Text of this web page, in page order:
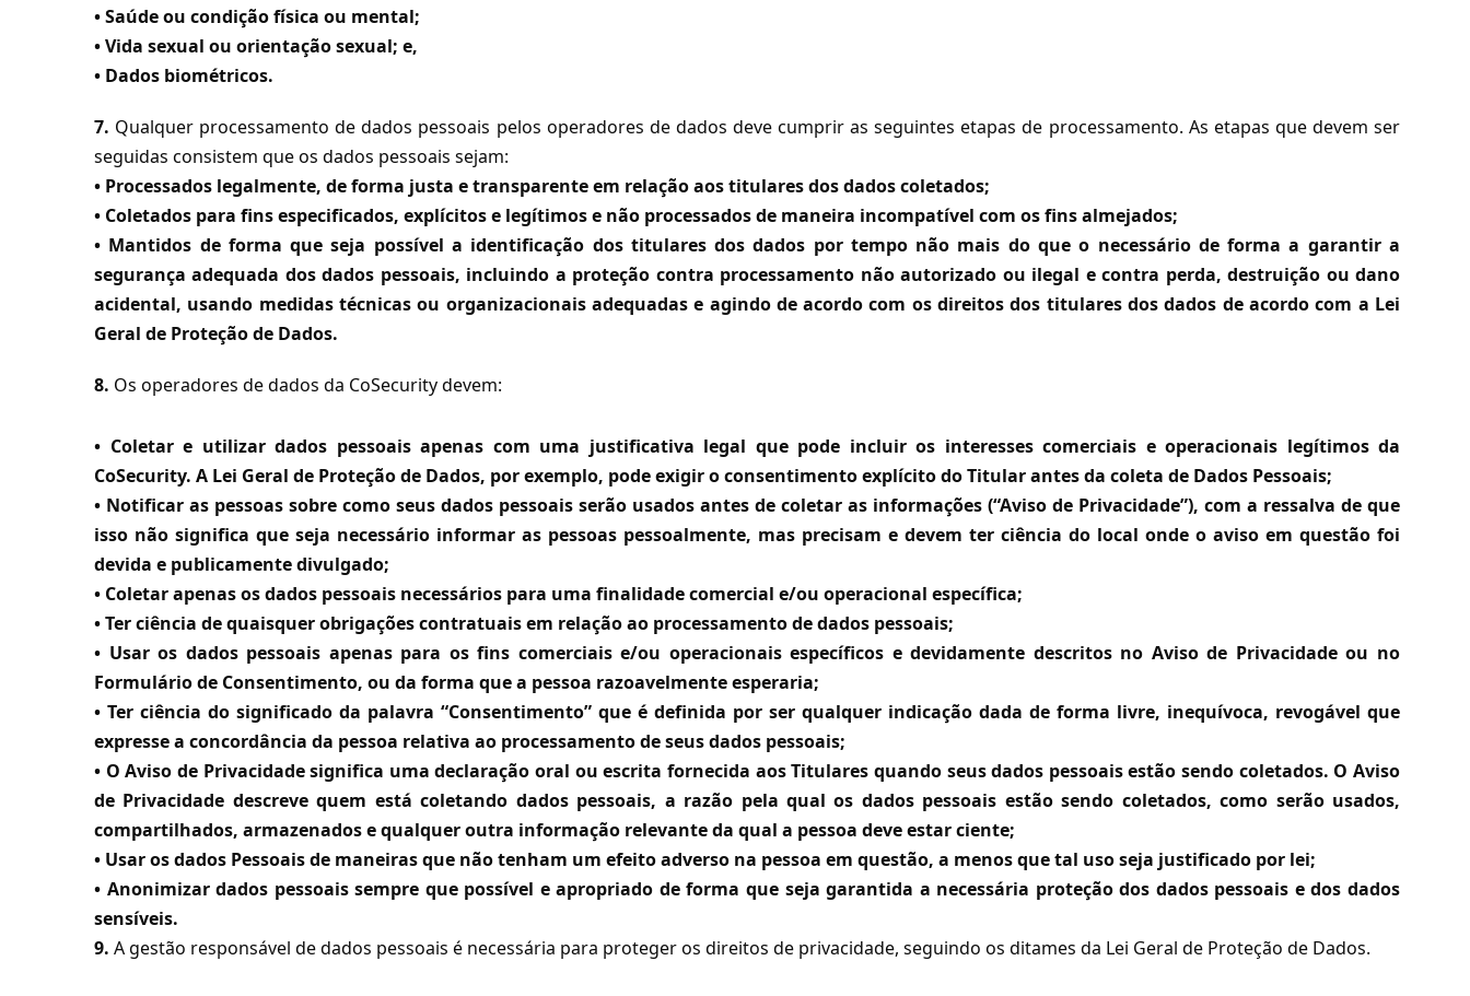
• Saúde ou condição física ou mental;
• Vida sexual ou orientação sexual; e,
• Dados biométricos.
7. Qualquer processamento de dados pessoais pelos operadores de dados deve cumprir as seguintes etapas de processamento. As etapas que devem ser
seguidas consistem que os dados pessoais sejam:
• Processados legalmente, de forma justa e transparente em relação aos titulares dos dados coletados;
• Coletados para fins especificados, explícitos e legítimos e não processados de maneira incompatível com os fins almejados;
• Mantidos de forma que seja possível a identificação dos titulares dos dados por tempo não mais do que o necessário de forma a garantir a
segurança adequada dos dados pessoais, incluindo a proteção contra processamento não autorizado ou ilegal e contra perda, destruição ou dano
acidental, usando medidas técnicas ou organizacionais adequadas e agindo de acordo com os direitos dos titulares dos dados de acordo com a Lei
Geral de Proteção de Dados.
8. Os operadores de dados da CoSecurity devem:
• Coletar e utilizar dados pessoais apenas com uma justificativa legal que pode incluir os interesses comerciais e operacionais legítimos da
CoSecurity. A Lei Geral de Proteção de Dados, por exemplo, pode exigir o consentimento explícito do Titular antes da coleta de Dados Pessoais;
• Notificar as pessoas sobre como seus dados pessoais serão usados antes de coletar as informações (“Aviso de Privacidade”), com a ressalva de que
isso não significa que seja necessário informar as pessoas pessoalmente, mas precisam e devem ter ciência do local onde o aviso em questão foi
devida e publicamente divulgado;
• Coletar apenas os dados pessoais necessários para uma finalidade comercial e/ou operacional específica;
• Ter ciência de quaisquer obrigações contratuais em relação ao processamento de dados pessoais;
• Usar os dados pessoais apenas para os fins comerciais e/ou operacionais específicos e devidamente descritos no Aviso de Privacidade ou no
Formulário de Consentimento, ou da forma que a pessoa razoavelmente esperaria;
• Ter ciência do significado da palavra “Consentimento” que é definida por ser qualquer indicação dada de forma livre, inequívoca, revogável que
expresse a concordância da pessoa relativa ao processamento de seus dados pessoais;
• O Aviso de Privacidade significa uma declaração oral ou escrita fornecida aos Titulares quando seus dados pessoais estão sendo coletados. O Aviso
de Privacidade descreve quem está coletando dados pessoais, a razão pela qual os dados pessoais estão sendo coletados, como serão usados,
compartilhados, armazenados e qualquer outra informação relevante da qual a pessoa deve estar ciente;
• Usar os dados Pessoais de maneiras que não tenham um efeito adverso na pessoa em questão, a menos que tal uso seja justificado por lei;
• Anonimizar dados pessoais sempre que possível e apropriado de forma que seja garantida a necessária proteção dos dados pessoais e dos dados
sensíveis.
9. A gestão responsável de dados pessoais é necessária para proteger os direitos de privacidade, seguindo os ditames da Lei Geral de Proteção de Dados.